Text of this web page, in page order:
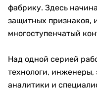
фабрику. Здесь
защитных признаков,
многоступенчатый
Над одной серией
технологи, инженеры,
аналитики и